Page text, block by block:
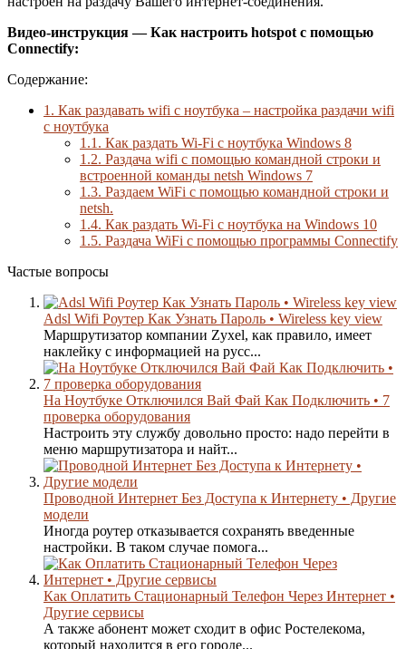
Видео-инструкция — Как настроить hotspot с помощью
Connectify:
Содержание:
1. Как раздавать wifi с ноутбука – настройка раздачи wifi
с ноутбука
1.1. Как раздать Wi-Fi с ноутбука Windows 8
1.2. Раздача wifi c помощью командной строки и
встроенной команды netsh Windows 7
1.3. Раздаем WiFi с помощью командной строки и
netsh.
1.4. Как раздать Wi-Fi с ноутбука на Windows 10
1.5. Раздача WiFi с помощью программы Connectify
Частые вопросы
Adsl Wifi Роутер Как Узнать Пароль • Wireless key view
Маршрутизатор компании Zyxel, как правило, имеет
наклейку с информацией на русс...
На Ноутбуке Отключился Вай Фай Как Подключить • 7
проверка оборудования
Настроить эту службу довольно просто: надо перейти в
меню маршрутизатора и найт...
Проводной Интернет Без Доступа к Интернету • Другие
модели
Иногда роутер отказывается сохранять введенные
настройки. В таком случае помога...
Как Оплатить Стационарный Телефон Через Интернет •
Другие сервисы
А также абонент может сходит в офис Ростелекома,
который находится в его городе...